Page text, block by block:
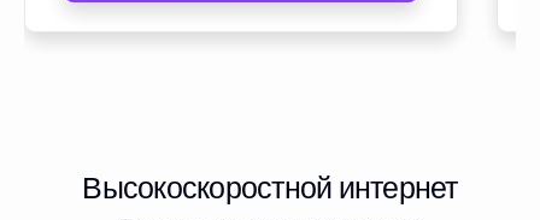
Высокоскоростной интернет